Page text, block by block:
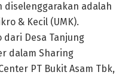
diselenggarakan adalah
& Kecil (UMK).
dari Desa Tanjung
dalam Sharing
PT Bukit Asam Tbk,